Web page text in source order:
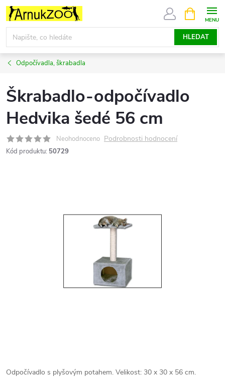
Přejít
obsah
HLEDAT
NÁKUPNÍ
KOŠÍK
Odpočívadla, škrabadla
Škrabadlo-odpočívadlo
Hedvika šedé 56 cm
Neohodnoceno Podrobnosti hodnocení
Kód produktu: 50729
Odpočívadlo s plyšovým potahem. Velikost: 30 x 30 x 56 cm.